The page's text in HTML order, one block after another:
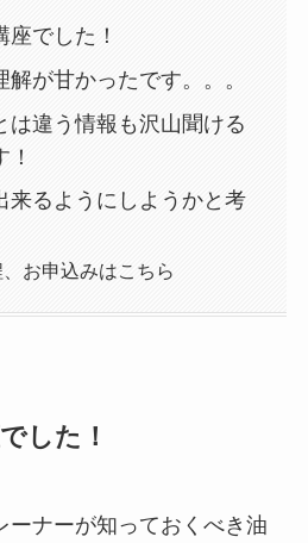
座でした！
解が甘かったです。。。
は違う情報も沢山聞ける
来るようにしようかと考
お申込みはこちら
した！
ーナーが知っておくべき油